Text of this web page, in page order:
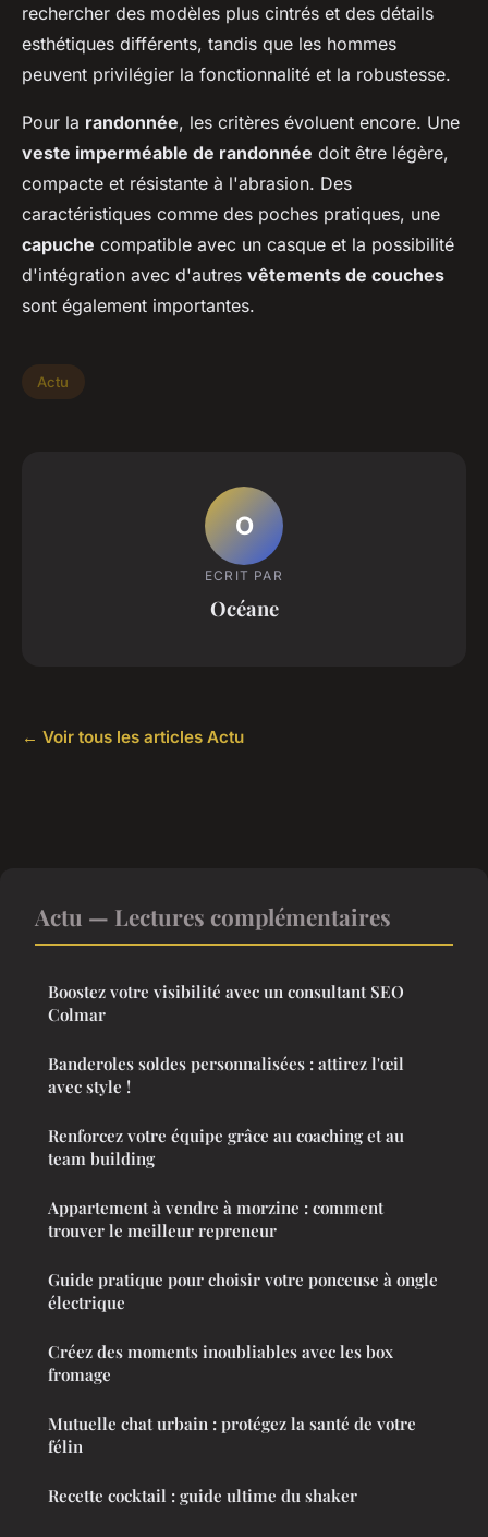
rechercher des modèles plus cintrés et des détails
esthétiques différents, tandis que les hommes
peuvent privilégier la fonctionnalité et la robustesse.
Pour la randonnée, les critères évoluent encore. Une
veste imperméable de randonnée doit être légère,
compacte et résistante à l'abrasion. Des
caractéristiques comme des poches pratiques, une
capuche compatible avec un casque et la possibilité
d'intégration avec d'autres vêtements de couches
sont également importantes.
Actu
O
ECRIT PAR
Océane
← Voir tous les articles Actu
Actu — Lectures complémentaires
Boostez votre visibilité avec un consultant SEO
Colmar
Banderoles soldes personnalisées : attirez l'œil
avec style !
Renforcez votre équipe grâce au coaching et au
team building
Appartement à vendre à morzine : comment
trouver le meilleur repreneur
Guide pratique pour choisir votre ponceuse à ongle
électrique
Créez des moments inoubliables avec les box
fromage
Mutuelle chat urbain : protégez la santé de votre
félin
Recette cocktail : guide ultime du shaker